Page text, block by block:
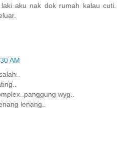
aku nak dok rumah kalau cuti.
AM
wyg..
lenang..